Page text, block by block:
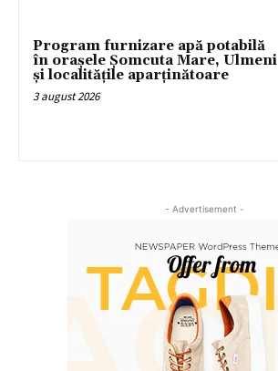
Program furnizare apă potabilă
în orașele Șomcuta Mare, Ulmeni
și localitățile aparținătoare
3 august 2026
- Advertisement -